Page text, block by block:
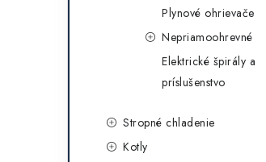
Plynové ohrievače
Nepriamoohrevné
Elektrické špirály a
príslušenstvo
Stropné chladenie
Kotly